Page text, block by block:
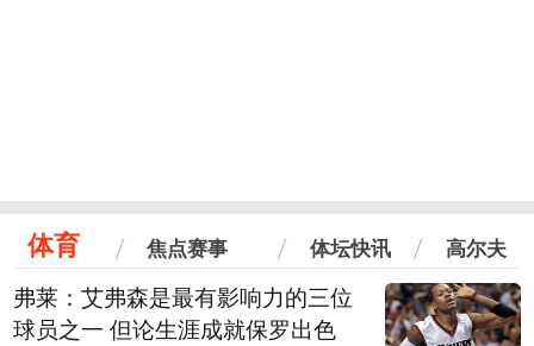
体育 焦点赛事 体坛快讯 高尔夫
弗莱：艾弗森是最有影响力的三位
球员之一 但论生涯成就保罗出色